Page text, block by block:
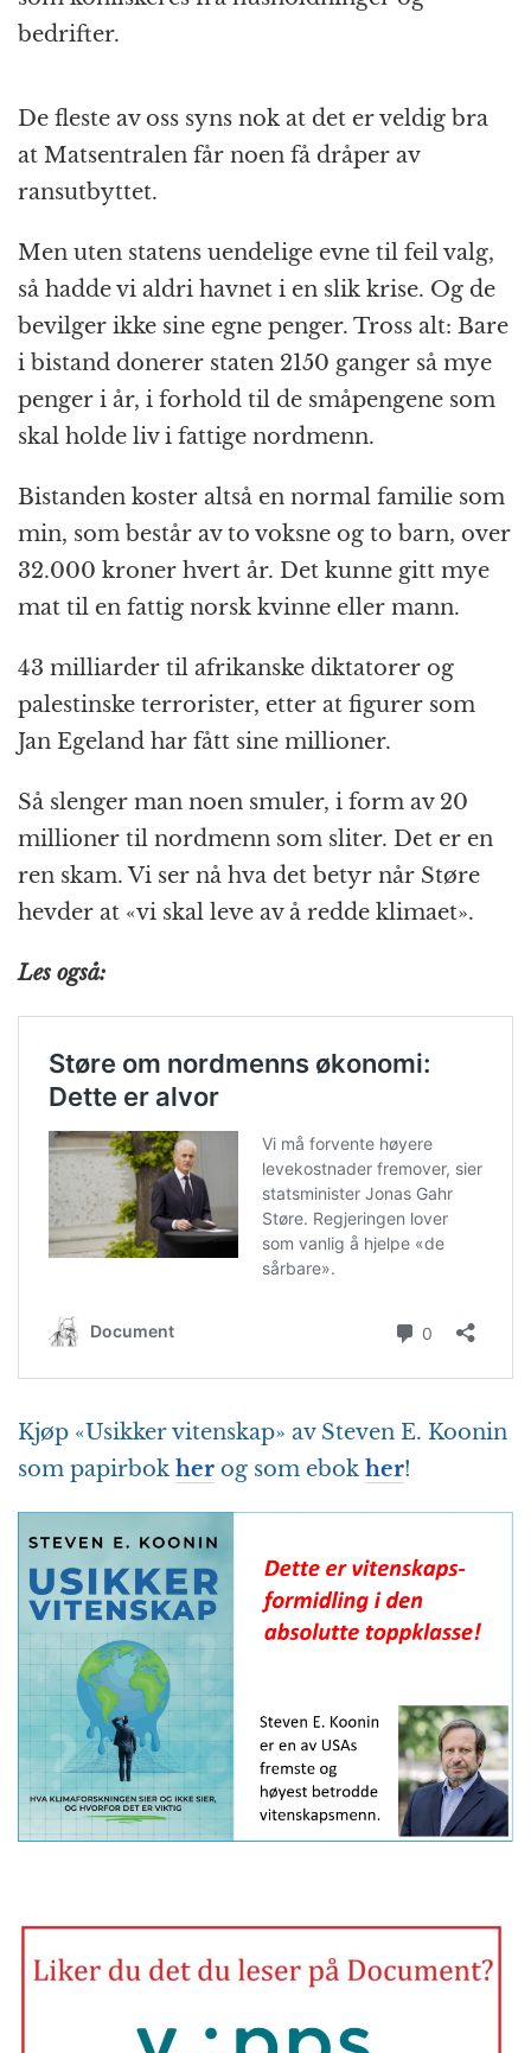
bedrifter.
De fleste av oss syns nok at det er veldig bra
at Matsentralen får noen få dråper av
ransutbyttet.
Men uten statens uendelige evne til feil valg,
så hadde vi aldri havnet i en slik krise. Og de
bevilger ikke sine egne penger. Tross alt: Bare
i bistand donerer staten 2150 ganger så mye
penger i år, i forhold til de småpengene som
skal holde liv i fattige nordmenn.
Bistanden koster altså en normal familie som
min, som består av to voksne og to barn, over
32.000 kroner hvert år. Det kunne gitt mye
mat til en fattig norsk kvinne eller mann.
43 milliarder til afrikanske diktatorer og
palestinske terrorister, etter at figurer som
Jan Egeland har fått sine millioner.
Så slenger man noen smuler, i form av 20
millioner til nordmenn som sliter. Det er en
ren skam. Vi ser nå hva det betyr når Støre
hevder at «vi skal leve av å redde klimaet».
Les også:
Kjøp «Usikker vitenskap» av Steven E. Koonin
som papirbok her og som ebok her!